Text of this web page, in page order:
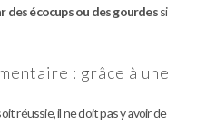
des écocups ou des gourdessi
: grâce à une
réussie, il ne doit pas y avoir de